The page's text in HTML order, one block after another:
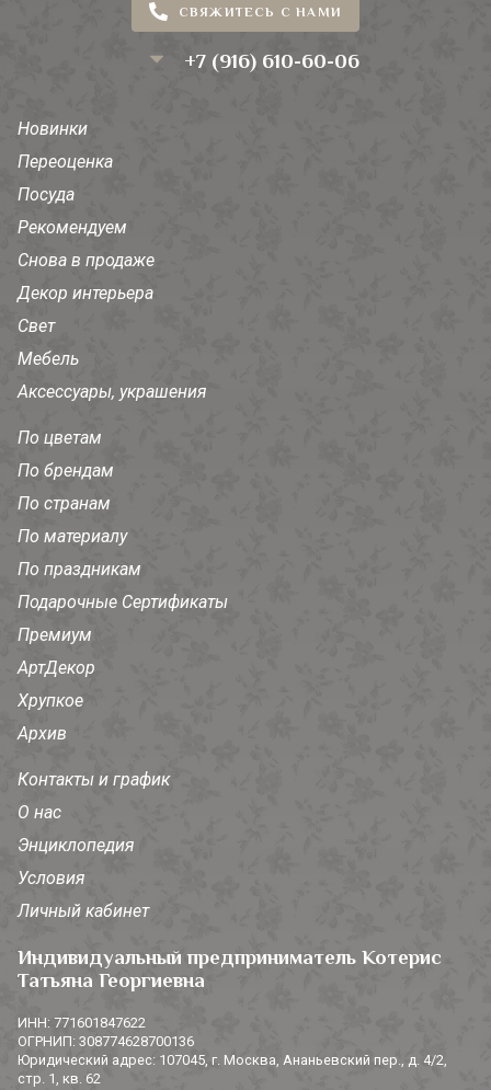
СВЯЖИТЕСЬ С НАМИ
+7 (916) 610-60-06
Новинки
Переоценка
Посуда
Рекомендуем
Снова в продаже
Декор интерьера
Свет
Мебель
Аксессуары, украшения
По цветам
По брендам
По странам
По материалу
По праздникам
Подарочные Сертификаты
Премиум
АртДекор
Хрупкое
Архив
Контакты и график
О нас
Энциклопедия
Условия
Личный кабинет
Индивидуальный предприниматель Котерис
Татьяна Георгиевна
ИНН: 771601847622
ОГРНИП: 308774628700136
Юридический адрес: 107045, г. Москва, Ананьевский пер., д. 4/2,
стр. 1, кв. 62